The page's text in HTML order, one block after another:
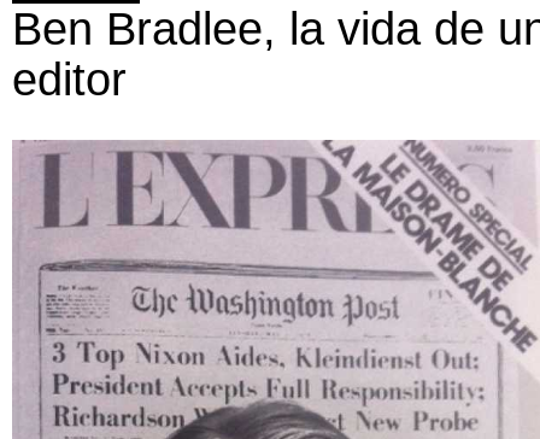
Ben Bradlee, la vida de
editor